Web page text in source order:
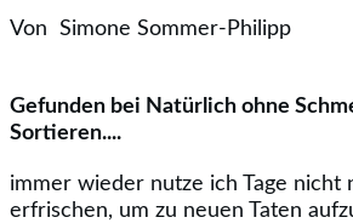
Von Simone Sommer-Philipp
Gefunden bei Natürlich ohne
Sortieren....
immer wieder nutze ich Tage nicht
erfrischen, um zu neuen Taten